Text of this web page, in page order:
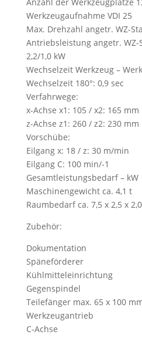
Werkzeugaufnahme VDI 25
Max. Drehzahl angetr. WZ-
Antriebsleistung angetr. WZ-
2,2/1,0 kW
Wechselzeit Werkzeug –
Wechselzeit 180°: 0,9 sec
Verfahrwege:
x-Achse x1: 105 / x2: 165 mm
z-Achse z1: 260 / z2: 230 mm
Vorschübe:
Eilgang x: 18 / z: 30 m/min
Eilgang C: 100 min/-1
Gesamtleistungsbedarf – kW
Maschinengewicht ca. 4,1 t
Raumbedarf ca. 7,5 x 2,5 x
Zubehör:
Dokumentation
Späneförderer
Kühlmitteleinrichtung
Gegenspindel
Teilefänger max. 65 x 100
Werkzeugantrieb
C-Achse